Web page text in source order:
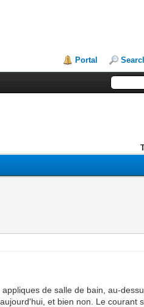
Portal
de salle de bain, au-
et bien non. Le courant